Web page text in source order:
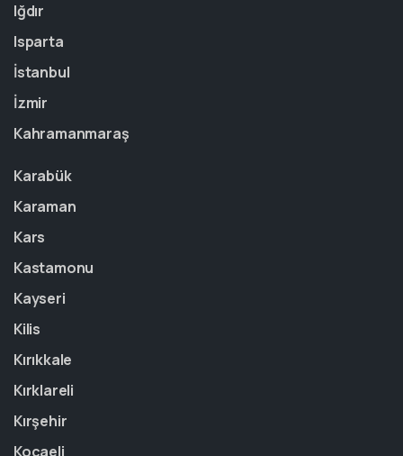
Iğdır
Isparta
İstanbul
İzmir
Kahramanmaraş
Karabük
Karaman
Kars
Kastamonu
Kayseri
Kilis
Kırıkkale
Kırklareli
Kırşehir
Kocaeli